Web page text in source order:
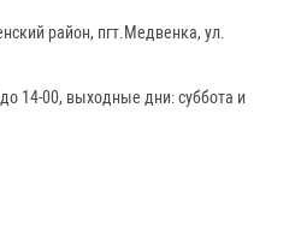
район, пгт.Медвенка, ул.
14-00, выходные дни: суббота и